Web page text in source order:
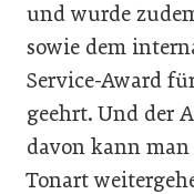
und wurde
sowie dem
Service-Award
geehrt. Und der
davon kann
Tonart